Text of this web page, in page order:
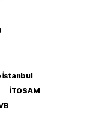
İstanbul
İTOSAM